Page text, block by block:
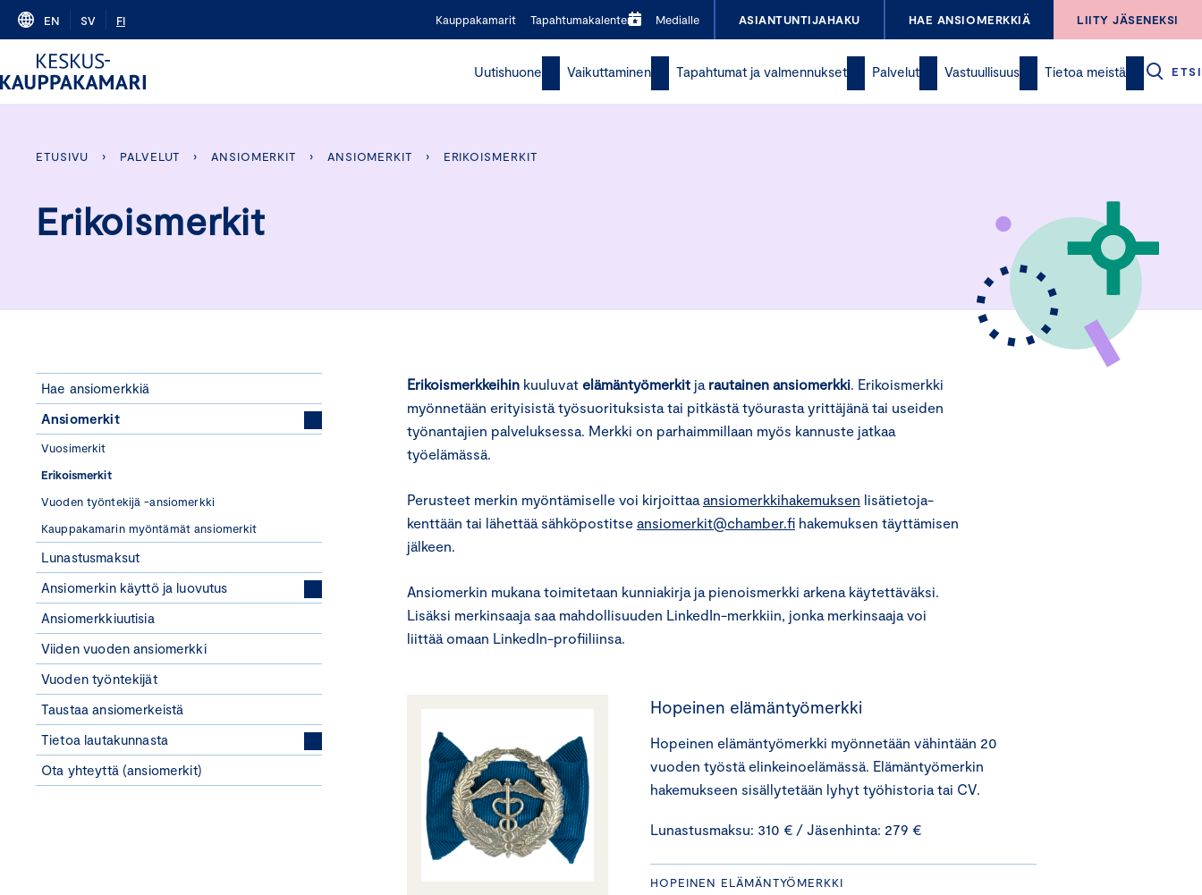
Skip
content
EN SV FI Kauppakamarit Tapahtumakalenteri Medialle ASIANTUNTIJAHAKU HAE ANSIOMERKKIÄ LIITY JÄSENEKSI
Uutishuone Vaikuttaminen Tapahtumat ja valmennukset Palvelut Vastuullisuus Tietoa meistä ETSI
ETUSIVU › PALVELUT › ANSIOMERKIT › ANSIOMERKIT › ERIKOISMERKIT
Erikoismerkit
Hae ansiomerkkiä
Ansiomerkit
Vuosimerkit
Erikoismerkit
Vuoden työntekijä -ansiomerkki
Kauppakamarin myöntämät ansiomerkit
Lunastusmaksut
Ansiomerkin käyttö ja luovutus
Ansiomerkkiuutisia
Viiden vuoden ansiomerkki
Vuoden työntekijät
Taustaa ansiomerkeistä
Tietoa lautakunnasta
Ota yhteyttä (ansiomerkit)
Erikoismerkkeihin kuuluvat elämäntyömerkit ja rautainen ansiomerkki. Erikoismerkki
myönnetään erityisistä työsuorituksista tai pitkästä työurasta yrittäjänä tai useiden
työnantajien palveluksessa. Merkki on parhaimmillaan myös kannuste jatkaa
työelämässä.
Perusteet merkin myöntämiselle voi kirjoittaa ansiomerkkihakemuksen lisätietoja-
kenttään tai lähettää sähköpostitse ansiomerkit@chamber.fi hakemuksen täyttämisen
jälkeen.
Ansiomerkin mukana toimitetaan kunniakirja ja pienoismerkki arkena käytettäväksi.
Lisäksi merkinsaaja saa mahdollisuuden LinkedIn-merkkiin, jonka merkinsaaja voi
liittää omaan LinkedIn-profiiliinsa.
Hopeinen elämäntyömerkki
Hopeinen elämäntyömerkki myönnetään vähintään 20
vuoden työstä elinkeinoelämässä. Elämäntyömerkin
hakemukseen sisällytetään lyhyt työhistoria tai CV.
Lunastusmaksu: 310 € / Jäsenhinta: 279 €
HOPEINEN ELÄMÄNTYÖMERKKI